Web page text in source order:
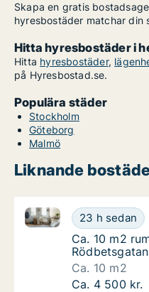
Skapa en gratis
hyresbostäder matchar din
Hitta hyresbostäder i
Hitta hyresbostäder,
på Hyresbostad.se.
Populära städer
Stockholm
Göteborg
Malmö
Liknande
Ca. 10 m2
23 h sedan
Ca. 10 m2 rum att
Ca. 10 m2
Ca. 10 m2
Rödbetsgatan
Ca. 10 m2
Ca. 10 m2
Ca. 4 500 kr.